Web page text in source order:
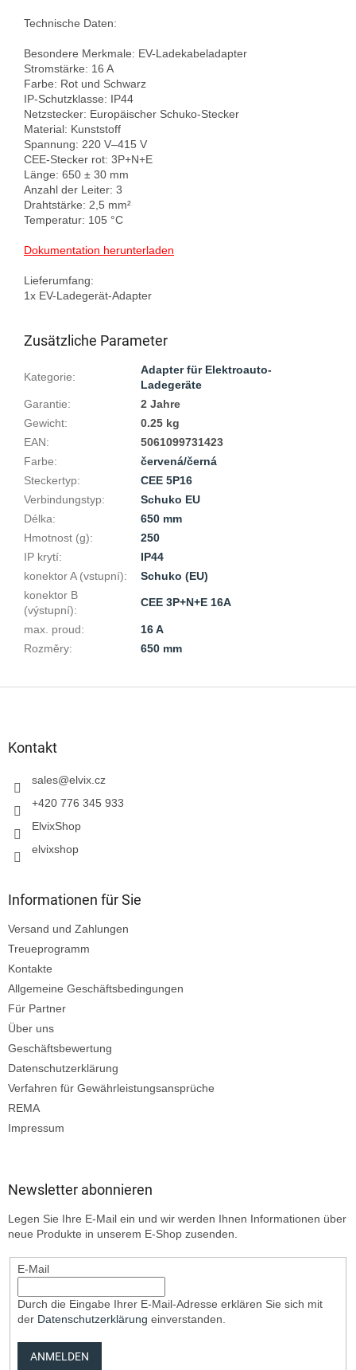
Technische Daten:
Besondere Merkmale: EV-Ladekabeladapter
Stromstärke: 16 A
Farbe: Rot und Schwarz
IP-Schutzklasse: IP44
Netzstecker: Europäischer Schuko-Stecker
Material: Kunststoff
Spannung: 220 V–415 V
CEE-Stecker rot: 3P+N+E
Länge: 650 ± 30 mm
Anzahl der Leiter: 3
Drahtstärke: 2,5 mm²
Temperatur: 105 °C
Dokumentation herunterladen
Lieferumfang:
Zusätzliche Parameter
Kategorie:
Adapter für Elektroauto-
Ladegeräte
Garantie:
2 Jahre
Gewicht:
0.25 kg
EAN:
5061099731423
Farbe:
červená/černá
Steckertyp:
CEE 5P16
Verbindungstyp:
Schuko EU
Délka:
650 mm
Hmotnost (g):
250
IP krytí:
IP44
konektor A (vstupní):
Schuko (EU)
konektor B
(výstupní):
CEE 3P+N+E 16A
max. proud:
16 A
Rozměry: 650 mm
Kontakt
sales@elvix.cz
+420 776 345 933
ElvixShop
elvixshop
Informationen für Sie
Versand und Zahlungen
Treueprogramm
Kontakte
Allgemeine Geschäftsbedingungen
Für Partner
Über uns
Geschäftsbewertung
Datenschutzerklärung
Verfahren für Gewährleistungsansprüche
REMA
Impressum
Newsletter abonnieren
Legen Sie Ihre E-Mail ein und wir werden Ihnen Informationen über
neue Produkte in unserem E-Shop zusenden.
E-Mail
Durch die Eingabe Ihrer E-Mail-Adresse erklären Sie sich mit
der Datenschutzerklärung einverstanden.
ANMELDEN